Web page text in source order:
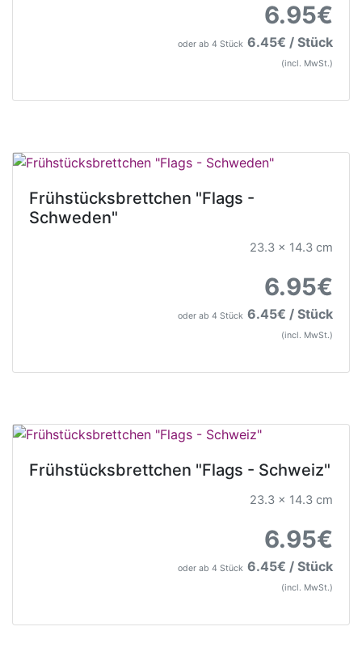
6.95€
oder ab 4 Stück 6.45€ / Stück
(incl. MwSt.)
Frühstücksbrettchen "Flags -
Schweden"
23.3 x 14.3 cm
6.95€
oder ab 4 Stück 6.45€ / Stück
(incl. MwSt.)
Frühstücksbrettchen "Flags - Schweiz"
23.3 x 14.3 cm
6.95€
oder ab 4 Stück 6.45€ / Stück
(incl. MwSt.)